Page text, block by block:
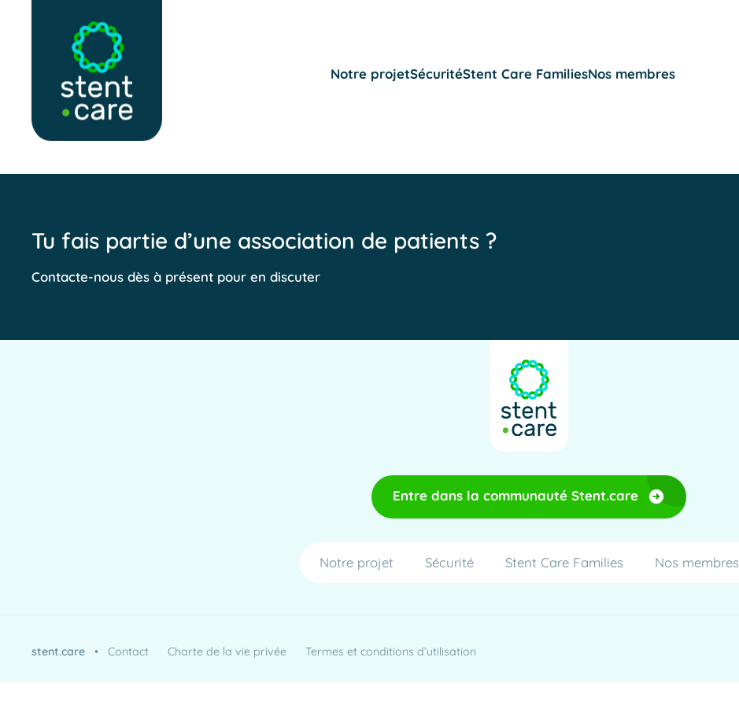
Notre projetSécuritéStent Care FamiliesNos membres
Tu fais partie d’une association de patients ?
Contacte-nous dès à présent pour en discuter
Entre dans la communauté Stent.care
Notre projet Sécurité Stent Care Families Nos membres
stent.care •Contact Charte de la vie privée Termes et conditions d’utilisation